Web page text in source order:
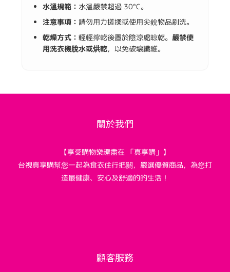
水溫規範： 水溫嚴禁超過 30°C。
注意事項： 請勿用力搓揉或使用尖銳物品刷洗。
乾燥方式： 輕輕擰乾後置於陰涼處晾乾。 嚴禁使
用洗衣機脫水或烘乾，以免破壞纖維。
關於我們
【享受購物樂趣盡在 「真享購」】
台視真享購幫您一起為食衣住行把關，嚴選優質商品，為您打
造最健康、安心及舒適的的生活！
顧客服務